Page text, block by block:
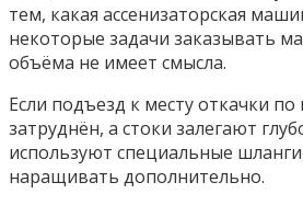
тем, какая ассенизаторская
некоторые задачи заказывать
объёма не имеет смысла.
Если подъезд к месту откачки
затруднён, а стоки залегают
используют специальные
наращивать дополнительно.